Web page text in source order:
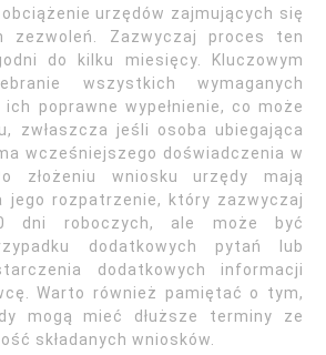
urzędów zajmujących się
zezwoleń. Zazwyczaj proces ten
do kilku miesięcy. Kluczowym
wszystkich wymaganych
poprawne wypełnienie, co może
zwłaszcza jeśli osoba ubiegająca
wcześniejszego doświadczenia w
złożeniu wniosku urzędy mają
jego rozpatrzenie, który zazwyczaj
dni roboczych, ale może być
dodatkowych pytań lub
dodatkowych informacji
Warto również pamiętać o tym,
mogą mieć dłuższe terminy ze
składanych wniosków.